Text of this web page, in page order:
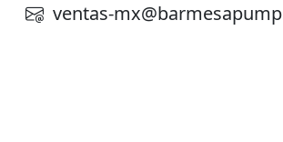
ventas-